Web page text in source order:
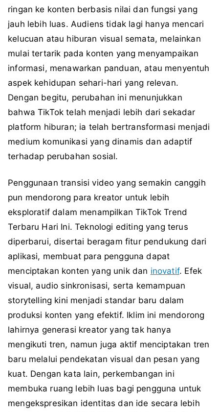
ringan ke konten berbasis nilai dan fungsi yang
jauh lebih luas. Audiens tidak lagi hanya mencari
kelucuan atau hiburan visual semata, melainkan
mulai tertarik pada konten yang menyampaikan
informasi, menawarkan panduan, atau menyentuh
aspek kehidupan sehari-hari yang relevan.
Dengan begitu, perubahan ini menunjukkan
bahwa TikTok telah menjadi lebih dari sekadar
platform hiburan; ia telah bertransformasi menjadi
medium komunikasi yang dinamis dan adaptif
terhadap perubahan sosial.
Penggunaan transisi video yang semakin canggih
pun mendorong para kreator untuk lebih
eksploratif dalam menampilkan TikTok Trend
Terbaru Hari Ini. Teknologi editing yang terus
diperbarui, disertai beragam fitur pendukung dari
aplikasi, membuat para pengguna dapat
menciptakan konten yang unik dan inovatif. Efek
visual, audio sinkronisasi, serta kemampuan
storytelling kini menjadi standar baru dalam
produksi konten yang efektif. Iklim ini mendorong
lahirnya generasi kreator yang tak hanya
mengikuti tren, namun juga aktif menciptakan tren
baru melalui pendekatan visual dan pesan yang
kuat. Dengan kata lain, perkembangan ini
membuka ruang lebih luas bagi pengguna untuk
mengekspresikan identitas dan ide secara lebih